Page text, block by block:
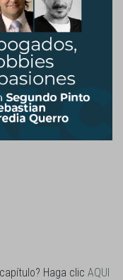
Haga clic AQUI